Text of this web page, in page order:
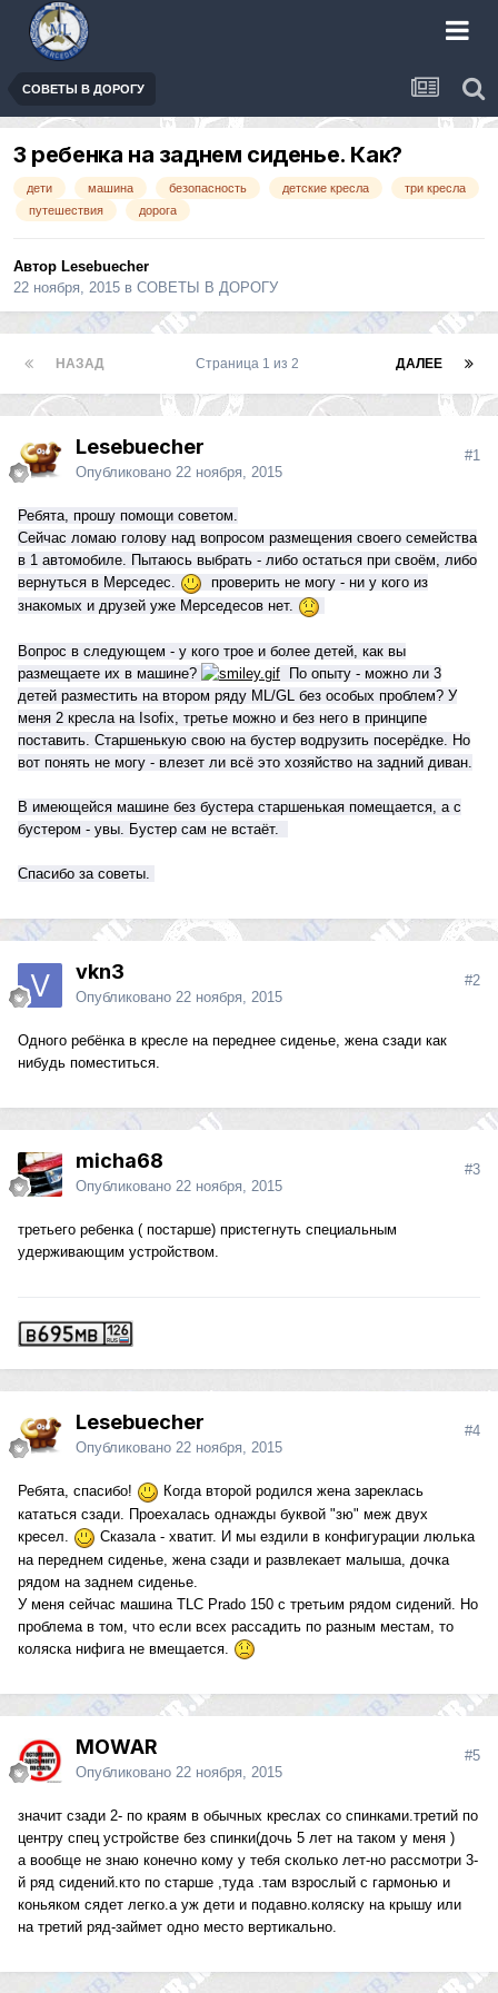
СОВЕТЫ В ДОРОГУ
3 ребенка на заднем сиденье. Как?
дети машина безопасность детские кресла
три кресла
путешествия
дорога
Автор Lesebuecher
22 ноября, 2015 в СОВЕТЫ В ДОРОГУ
НАЗАД ДАЛЕЕ
Страница 1 из 2
Lesebuecher
Опубликовано 22 ноября, 2015
#1
Ребята, прошу помощи советом.
Сейчас ломаю голову над вопросом размещения своего семейства
в 1 автомобиле. Пытаюсь выбрать - либо остаться при своём, либо
вернуться в Мерседес.
проверить не могу - ни у кого из
знакомых и друзей уже Мерседесов нет.
Вопрос в следующем - у кого трое и более детей, как вы
размещаете их в машине?
По опыту - можно ли 3
детей разместить на втором ряду ML/GL без особых проблем? У
меня 2 кресла на Isofix, третье можно и без него в принципе
поставить. Старшенькую свою на бустер водрузить посерёдке. Но
вот понять не могу - влезет ли всё это хозяйство на задний диван.
В имеющейся машине без бустера старшенькая помещается, а с
бустером - увы. Бустер сам не встаёт.
Спасибо за советы.
vkn3
Опубликовано 22 ноября, 2015
#2
Одного ребёнка в кресле на переднее сиденье, жена сзади как
нибудь поместиться.
micha68
Опубликовано 22 ноября, 2015
#3
третьего ребенка ( постарше) пристегнуть специальным
удерживающим устройством.
Lesebuecher
Опубликовано 22 ноября, 2015
#4
Ребята, спасибо!
Когда второй родился жена зареклась
кататься сзади. Проехалась однажды буквой "зю" меж двух
кресел.
Сказала - хватит. И мы ездили в конфигурации люлька
на переднем сиденье, жена сзади и развлекает малыша, дочка
рядом на заднем сиденье.
У меня сейчас машина TLC Prado 150 с третьим рядом сидений. Но
проблема в том, что если всех рассадить по разным местам, то
коляска нифига не вмещается.
MOWAR
Опубликовано 22 ноября, 2015
#5
значит сзади 2- по краям в обычных креслах со спинками.третий по
центру спец устройстве без спинки(дочь 5 лет на таком у меня )
а вообще не знаю конечно кому у тебя сколько лет-но рассмотри 3-
й ряд сидений.кто по старше ,туда .там взрослый с гармонью и
коньяком сядет легко.а уж дети и подавно.коляску на крышу или
на третий ряд-займет одно место вертикально.